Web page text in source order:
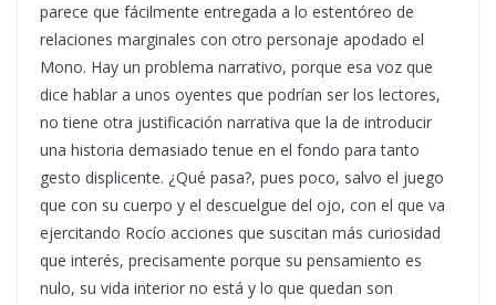
parece que fácilmente entregada a lo estentóreo de
relaciones marginales con otro personaje apodado el
Mono. Hay un problema narrativo, porque esa voz que
dice hablar a unos oyentes que podrían ser los lectores,
no tiene otra justificación narrativa que la de introducir
una historia demasiado tenue en el fondo para tanto
gesto displicente. ¿Qué pasa?, pues poco, salvo el juego
que con su cuerpo y el descuelgue del ojo, con el que va
ejercitando Rocío acciones que suscitan más curiosidad
que interés, precisamente porque su pensamiento es
nulo, su vida interior no está y lo que quedan son